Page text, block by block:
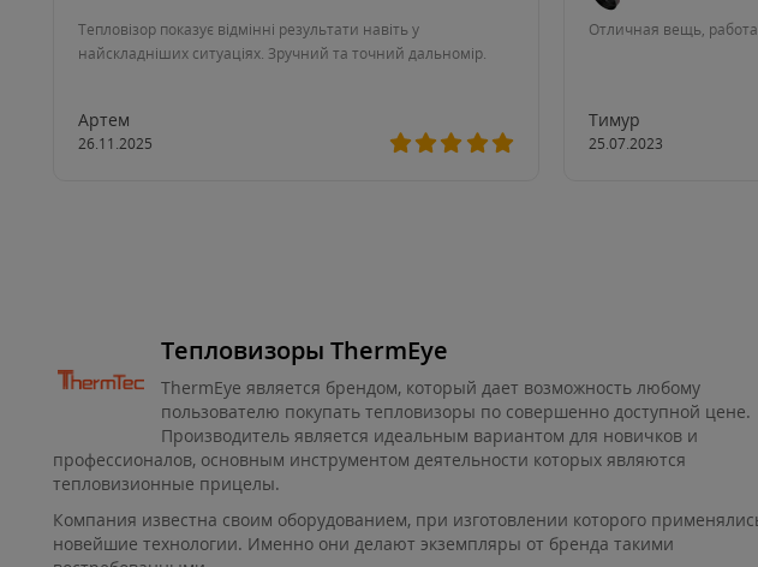
Тепловізор показує відмінні результати навіть у
найскладніших ситуаціях. Зручний та точний дальномір.
Артем
26.11.2025
Отличная вещь,
Тимур
25.07.2023
Тепловизоры ThermEye
ThermEye является брендом, который дает возможность любому
пользователю покупать тепловизоры по совершенно доступной цене.
Производитель является идеальным вариантом для новичков и
профессионалов, основным инструментом деятельности которых являются
тепловизионные прицелы.
Компания известна своим оборудованием, при изготовлении которого
новейшие технологии. Именно они делают экземпляры от бренда такими